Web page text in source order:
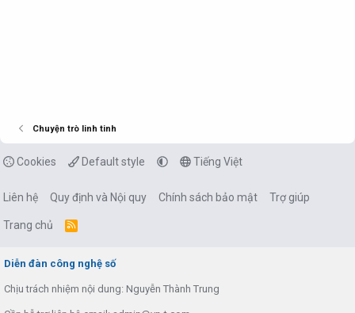
Chuyện trò linh tinh
Cookies Default style Tiếng Việt
Liên hệ Quy định và Nội quy Chính sách bảo mật Trợ giúp
Trang chủ
R
Diễn đàn công nghệ số
Chịu trách nhiệm nội dung: Nguyễn Thành Trung